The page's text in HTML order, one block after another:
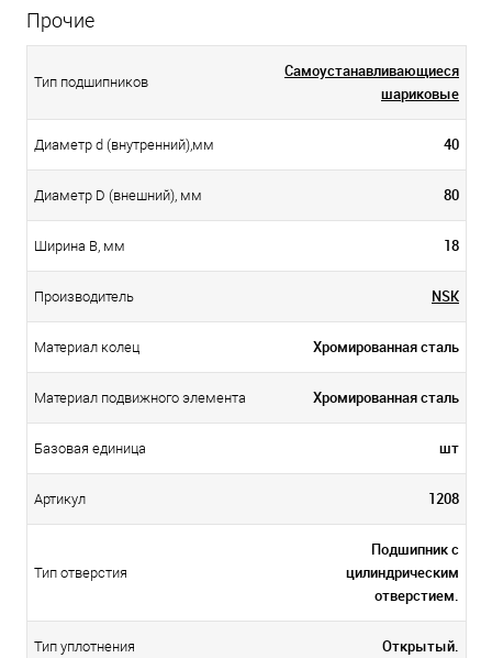
Прочие
Тип подшипников
Самоустанавливающиеся
шариковые
Диаметр d (внутренний),мм 40
Диаметр D (внешний), мм 80
Ширина B, мм 18
Производитель NSK
Материал колец Хромированная сталь
Материал подвижного элемента Хромированная сталь
Базовая единица шт
Артикул 1208
Тип отверстия
Подшипник с
цилиндрическим
отверстием.
Тип уплотнения Открытый.